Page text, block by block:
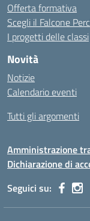
Offerta formativa
Scegli il Falcone
I progetti delle classi
Novità
Notizie
Calendario eventi
Tutti gli argomenti
Amministrazione
Dichiarazione di
Seguici su: